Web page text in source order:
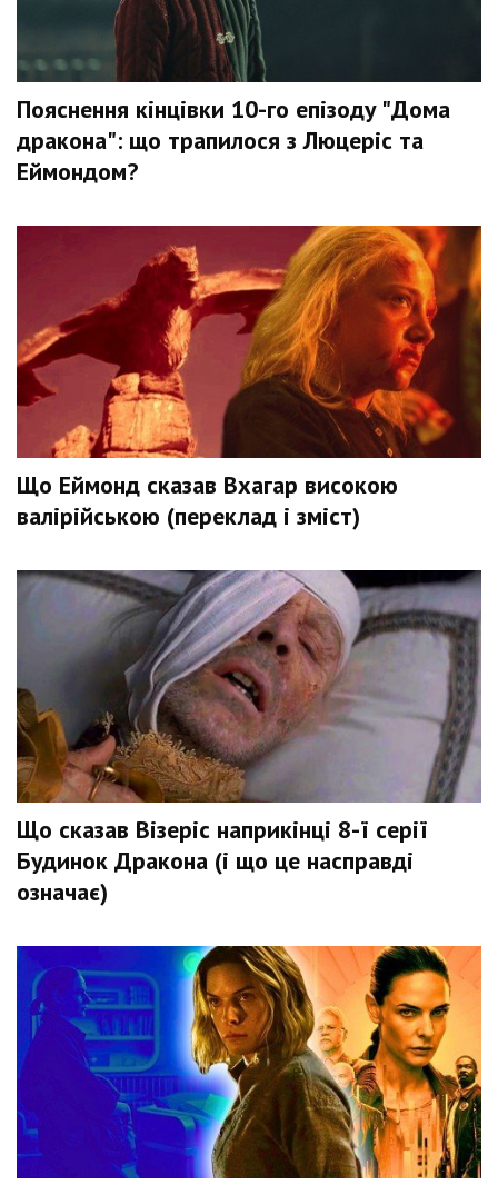
Пояснення кінцівки 10-го епізоду "Дома
дракона": що трапилося з Люцеріс та
Еймондом?
Що Еймонд сказав Вхагар високою
валірійською (переклад і зміст)
Що сказав Візеріс наприкінці 8-ї серії
Будинок Дракона (і що це насправді
означає)